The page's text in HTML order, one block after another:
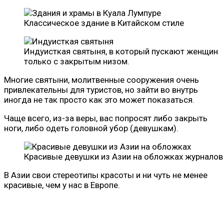
Классическое здание в Китайском стиле
Индуисткая святыня, в который пускают женщин
только с закрытым низом.
Многие святыни, молитвенные сооружения очень
привлекательны для туристов, но зайти во внутрь
иногда не так просто как это может показаться.
Чаще всего, из-за веры, вас попросят либо закрыть
ноги, либо одеть головной убор (девушкам).
Красивые девушки из Азии на обложках журналов
В Азии свои стереотипы красоты и ни чуть не менее
красивые, чем у нас в Европе.